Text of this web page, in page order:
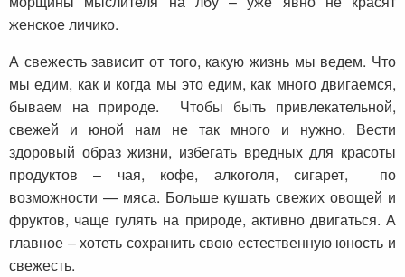
женское личико.
А свежесть зависит от того, какую жизнь мы ведем. Что
мы едим, как и когда мы это едим, как много двигаемся,
бываем на природе. Чтобы быть привлекательной,
свежей и юной нам не так много и нужно. Вести
здоровый образ жизни, избегать вредных для красоты
продуктов – чая, кофе, алкоголя, сигарет, по
возможности — мяса. Больше кушать свежих овощей и
фруктов, чаще гулять на природе, активно двигаться. А
главное – хотеть сохранить свою естественную юность и
свежесть.